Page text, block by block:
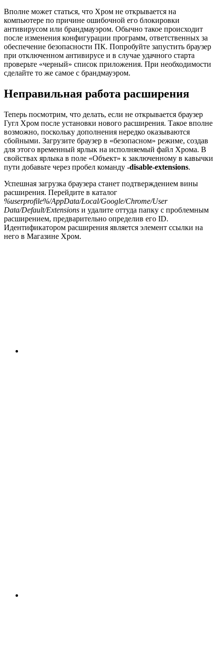
Вполне может статься, что Хром не открывается на
компьютере по причине ошибочной его блокировки
антивирусом или брандмауэром. Обычно такое происходит
после изменения конфигурации программ, ответственных за
обеспечение безопасности ПК. Попробуйте запустить браузер
при отключенном антивирусе и в случае удачного старта
проверьте «черный» список приложения. При необходимости
сделайте то же самое с брандмауэром.
Неправильная работа расширения
Теперь посмотрим, что делать, если не открывается браузер
Гугл Хром после установки нового расширения. Такое вполне
возможно, поскольку дополнения нередко оказываются
сбойными. Загрузите браузер в «безопасном» режиме, создав
для этого временный ярлык на исполняемый файл Хрома. В
свойствах ярлыка в поле «Объект» к заключенному в кавычки
пути добавьте через пробел команду -disable-extensions.
Успешная загрузка браузера станет подтверждением вины
расширения. Перейдите в каталог
%userprofile%/AppData/Local/Google/Chrome/User
Data/Default/Extensions и удалите оттуда папку с проблемным
расширением, предварительно определив его ID.
Идентификатором расширения является элемент ссылки на
него в Магазине Хром.